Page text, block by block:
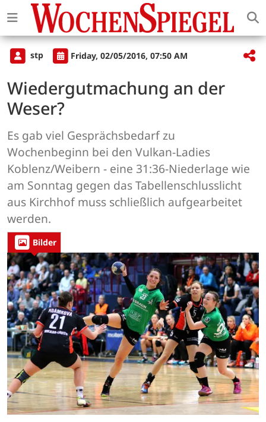
stp Friday, 02/05/2016, 07:50 AM
Wiedergutmachung an der
Weser?
Es gab viel Gesprächsbedarf zu
Wochenbeginn bei den Vulkan-Ladies
Koblenz/Weibern - eine 31:36-Niederlage wie
am Sonntag gegen das Tabellenschlusslicht
aus Kirchhof muss schließlich aufgearbeitet
werden.
Bilder